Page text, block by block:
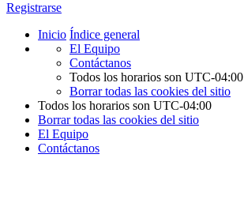
Registrarse
Inicio Índice general
El Equipo
Contáctanos
Todos los horarios son UTC-04:00
Borrar todas las cookies del sitio
Todos los horarios son UTC-04:00
Borrar todas las cookies del sitio
El Equipo
Contáctanos